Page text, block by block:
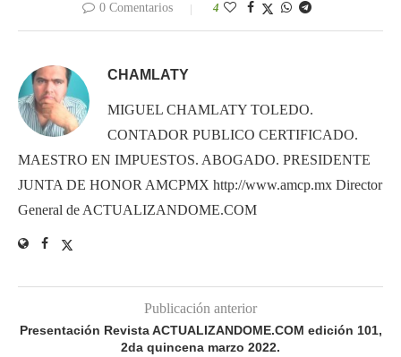
0 Comentarios 4
CHAMLATY
MIGUEL CHAMLATY TOLEDO.
CONTADOR PUBLICO CERTIFICADO.
MAESTRO EN IMPUESTOS. ABOGADO. PRESIDENTE
JUNTA DE HONOR AMCPMX http://www.amcp.mx Director
General de ACTUALIZANDOME.COM
Publicación anterior
Presentación Revista ACTUALIZANDOME.COM edición 101,
2da quincena marzo 2022.